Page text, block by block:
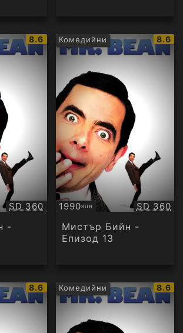
IMDb
рейтинг:
8.6
Качество:
SD 360
-
Комедийни
IMDb
8.6
1990SUB
Субтитри SD 360
Мистър Бийн -
Епизод 13
IMDb
рейтинг:
8.6 Комедийни
IMDb
8.6